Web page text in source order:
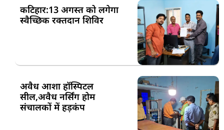
कटिहार:13 अगस्त को लगेगा
स्वैच्छिक रक्तदान शिविर
अवैध आशा हॉस्पिटल
सील,अवैध नर्सिंग होम
संचालकों में हड़कंप